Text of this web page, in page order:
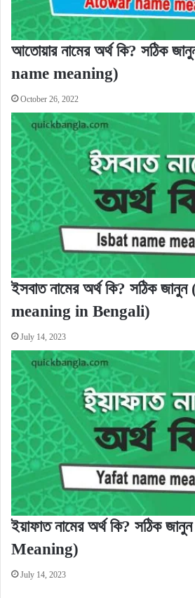
আতোয়ার নামের অর্থ কি? সঠিক
name meaning)
October 26, 2022
ইসবাত নামের অর্থ কি? সঠিক
meaning in Bengali)
July 14, 2023
ইয়াফাত নামের অর্থ কি? সঠিক
Meaning)
July 14, 2023